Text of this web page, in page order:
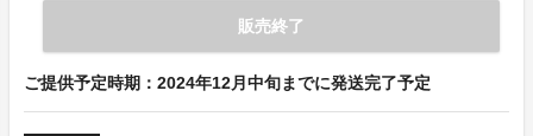
販売終了
ご提供予定時期：2024年12月中旬までに発送完了予定